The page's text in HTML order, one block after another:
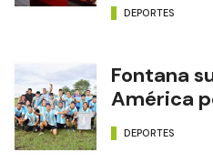
DEPORTES
Fontana
América
DEPORTES